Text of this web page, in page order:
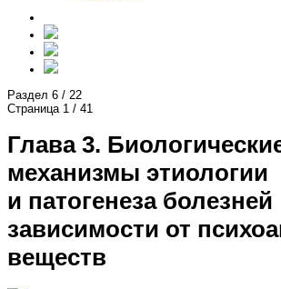
Раздел 6 / 22
Страница 1 / 41
Глава 3.
механизмы этиологии
и патогенеза болезней
зависимости от
веществ